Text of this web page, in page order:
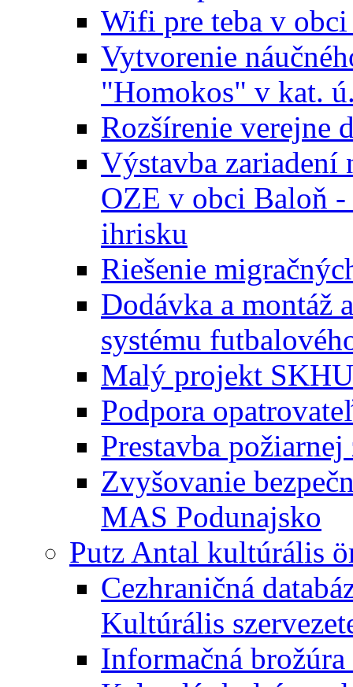
Wifi pre teba v
Vytvorenie
"Homokos" v kat.
Rozšírenie verejne
Výstavba
OZE v obci Baloň
ihrisku
Riešenie
Dodávka a montáž
systému
Malý projekt
Podpora
Prestavba
Zvyšovanie
MAS Podunajsko
Putz Antal kultúrális
Cezhraničná
Kultúrális
Informačná